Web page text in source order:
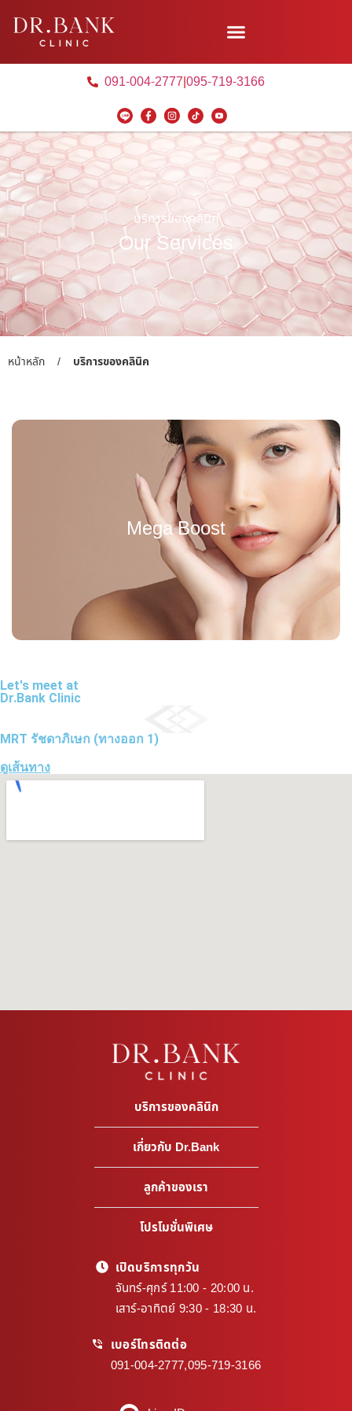
091-004-2777|095-719-3166
บริการของคลินิค
Our Services
หน้าหลัก / บริการของคลินิค
Mega Boost
Let's meet at
Dr.Bank Clinic
MRT รัชดาภิเษก (ทางออก 1)
ดูเส้นทาง
บริการของคลินิก
เกี่ยวกับ Dr.Bank
ลูกค้าของเรา
โปรโมชั่นพิเศษ
เปิดบริการทุกวัน
จันทร์-ศุกร์ 11:00 - 20:00 น.
เสาร์-อาทิตย์ 9:30 - 18:30 น.
เบอร์โทรติดต่อ
091-004-2777,095-719-3166